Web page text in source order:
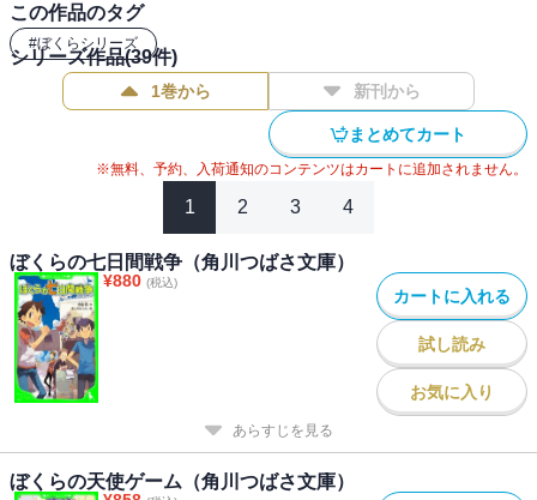
この作品のタグ
#ぼくらシリーズ
シリーズ作品(39件)
1巻から 新刊から
まとめてカート
※無料、予約、入荷通知のコンテンツはカートに追加されません。
1 2 3 4
ぼくらの七日間戦争（角川つばさ文庫）
¥880 (税込)
カートに入れる
試し読み
お気に入り
あらすじを見る
ぼくらの天使ゲーム（角川つばさ文庫）